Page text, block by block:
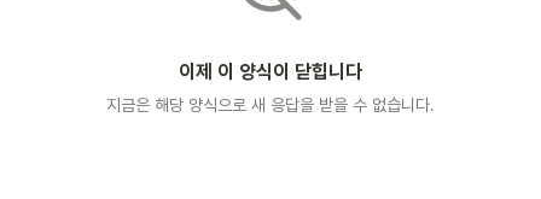
이제 이 양식이 닫힙니다
지금은 해당 양식으로 새 응답을 받을 수 없습니다.